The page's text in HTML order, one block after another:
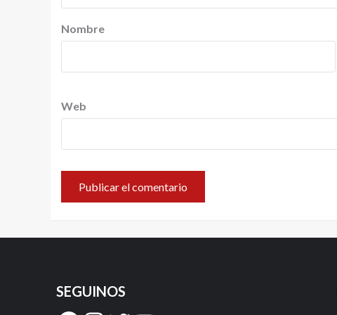
Nombre
Web
SEGUINOS